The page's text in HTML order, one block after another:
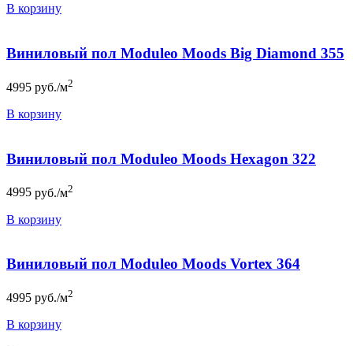
В корзину
Виниловый пол Moduleo Moods Big Diamond 355
4995 руб./м2
В корзину
Виниловый пол Moduleo Moods Hexagon 322
4995 руб./м2
В корзину
Виниловый пол Moduleo Moods Vortex 364
4995 руб./м2
В корзину